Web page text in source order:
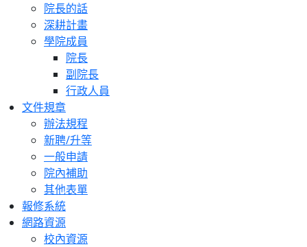
院長的話
深耕計畫
學院成員
院長
副院長
行政人員
文件規章
辦法規程
新聘/升等
一般申請
院內補助
其他表單
報修系統
網路資源
校內資源